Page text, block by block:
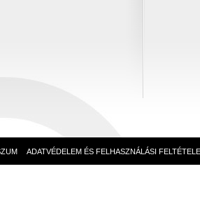
ADATVÉDELEM ÉS FELHASZNÁLÁSI